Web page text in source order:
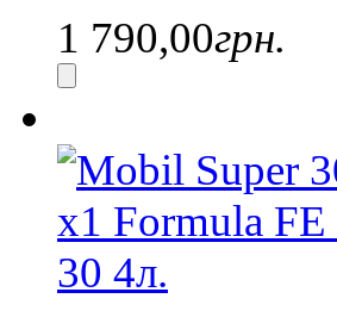
1 790,00грн.